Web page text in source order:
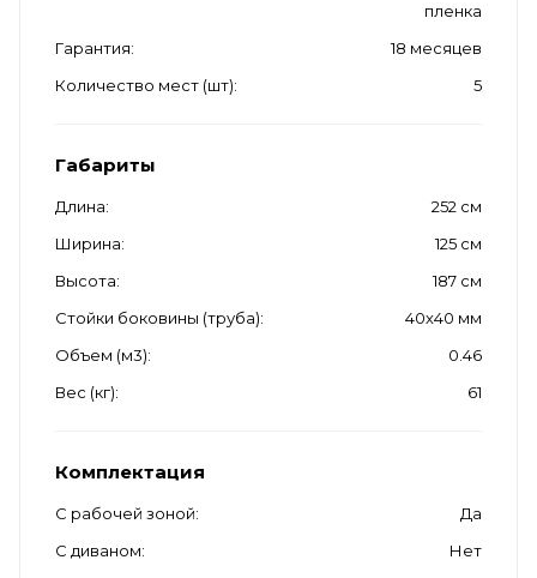
пленка
Гарантия
18 месяцев
Количество мест (шт)
5
Габариты
Длина
252 см
Ширина
125 см
Высота
187 см
Стойки боковины (труба)
40х40 мм
Объем (м3)
0.46
Вес (кг)
61
Комплектация
С рабочей зоной
Да
С диваном
Нет